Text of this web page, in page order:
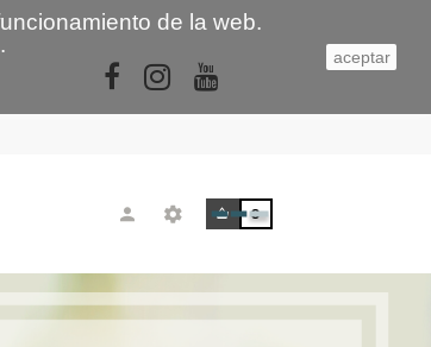
0
de la web.
aceptar